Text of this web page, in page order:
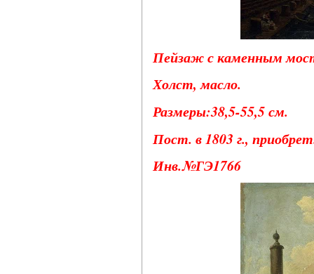
Пейзаж с каменным
Холст, масло.
Размеры:38,5-55,5 см.
Пост. в 1803 г.,
Инв.№ГЭ1766